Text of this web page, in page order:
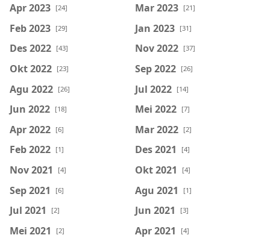
Apr 2023 [24] Mar 2023 [21]
Feb 2023 [29] Jan 2023 [31]
Des 2022 [43] Nov 2022 [37]
Okt 2022 [23] Sep 2022 [26]
Agu 2022 [26] Jul 2022 [14]
Jun 2022 [18] Mei 2022 [7]
Apr 2022 [6] Mar 2022 [2]
Feb 2022 [1] Des 2021 [4]
Nov 2021 [4] Okt 2021 [4]
Sep 2021 [6] Agu 2021 [1]
Jul 2021 [2] Jun 2021 [3]
Mei 2021 [2] Apr 2021 [4]